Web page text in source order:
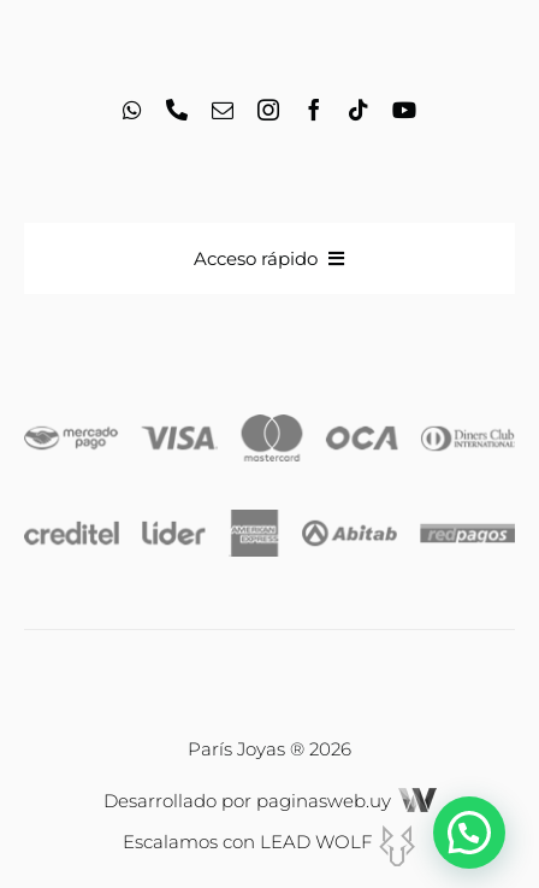
Acceso rápido
Iniciales
Relojes
París Joyas ® 2026
Desarrollado por paginasweb.uy
Escalamos con LEAD WOLF